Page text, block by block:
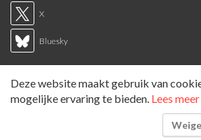
X
Bluesky
Sitemap
Tags overzicht
Deze website maakt gebruik van
mogelijke ervaring te bieden. Lees meer